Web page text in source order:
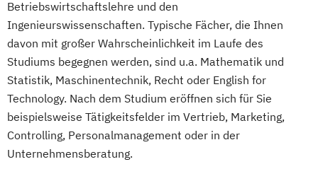
Betriebswirtschaftslehre und den
Ingenieurswissenschaften. Typische Fächer, die Ihnen
davon mit großer Wahrscheinlichkeit im Laufe des
Studiums begegnen werden, sind u.a. Mathematik und
Statistik, Maschinentechnik, Recht oder English for
Technology. Nach dem Studium eröffnen sich für Sie
beispielsweise Tätigkeitsfelder im Vertrieb, Marketing,
Controlling, Personalmanagement oder in der
Unternehmensberatung.